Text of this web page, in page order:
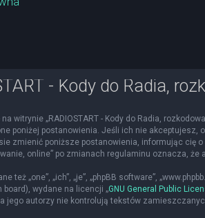
- Kody do Radia,
witrynie „RADIOSTART - Kody do Radia,
poniżej postanowienia. Jeśli ich nie akceptujesz,
zmienić poniższe postanowienia, informując cię
online” po zmianach regulaminu oznacza,
też „one”, „ich”, „je”, „phpBB software”,
board), wydane na licencji „GNU General Public
jego autorzy nie kontrolują tekstów